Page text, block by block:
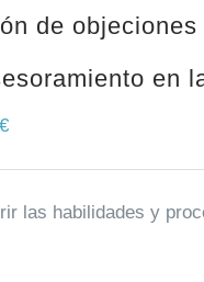
de
en
€
las habilidades y